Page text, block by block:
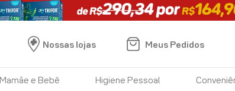
Nossas lojas
Meus Pedidos
Mamãe e Bebê Higiene Pessoal